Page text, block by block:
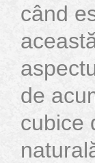
când
de
cubice